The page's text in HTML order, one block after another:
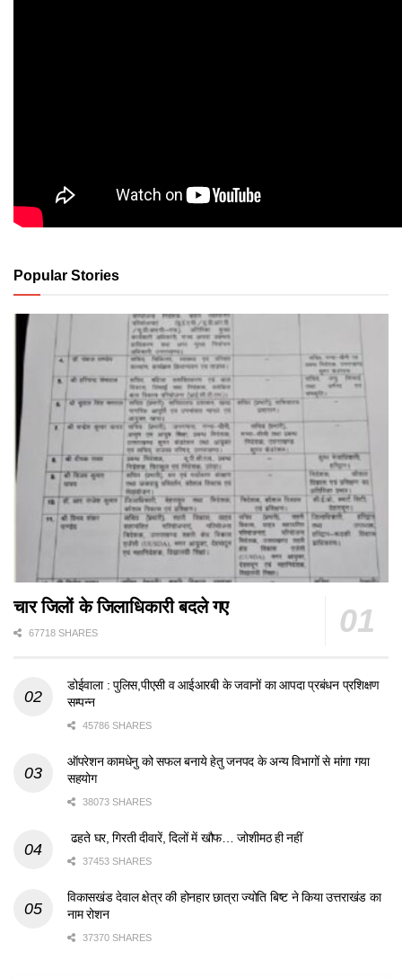
Popular Stories
चार जिलों के जिलाधिकारी बदले गए
67718 SHARES
डोईवाला : पुलिस,पीएसी व आईआरबी के जवानों का आपदा प्रबंधन प्रशिक्षण
सम्पन्न
45786 SHARES
ऑपरेशन कामधेनु को सफल बनाये हेतु जनपद के अन्य विभागों से मांगा गया
सहयोग
38073 SHARES
ढहते घर, गिरती दीवारें, दिलों में खौफ… जोशीमठ ही नहीं
37453 SHARES
विकासखंड देवाल क्षेत्र की होनहार छात्रा ज्योति बिष्ट ने किया उत्तराखंड का
नाम रोशन
37370 SHARES